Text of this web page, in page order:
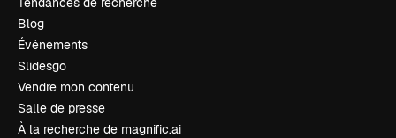
Blog
Événements
Slidesgo
Vendre mon contenu
Salle de presse
À la recherche de magnific.ai